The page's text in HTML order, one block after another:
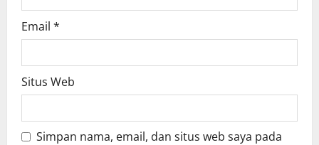
Email *
Situs Web
Simpan nama, email, dan situs web saya pada